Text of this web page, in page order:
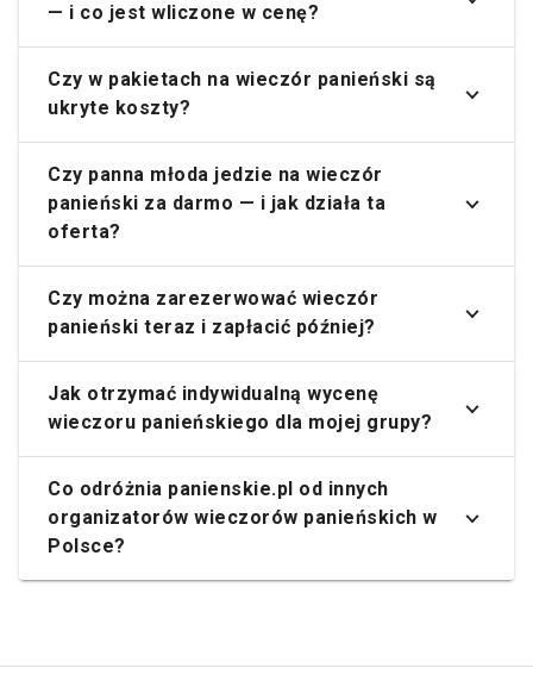
— i co jest wliczone w cenę?
Czy w pakietach na wieczór panieński są
ukryte koszty?
Czy panna młoda jedzie na wieczór
panieński za darmo — i jak działa ta
oferta?
Czy można zarezerwować wieczór
panieński teraz i zapłacić później?
Jak otrzymać indywidualną wycenę
wieczoru panieńskiego dla mojej grupy?
Co odróżnia panienskie.pl od innych
organizatorów wieczorów panieńskich w
Polsce?